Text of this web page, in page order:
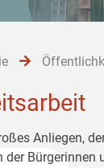
Anliegen,
Bürgerinnen